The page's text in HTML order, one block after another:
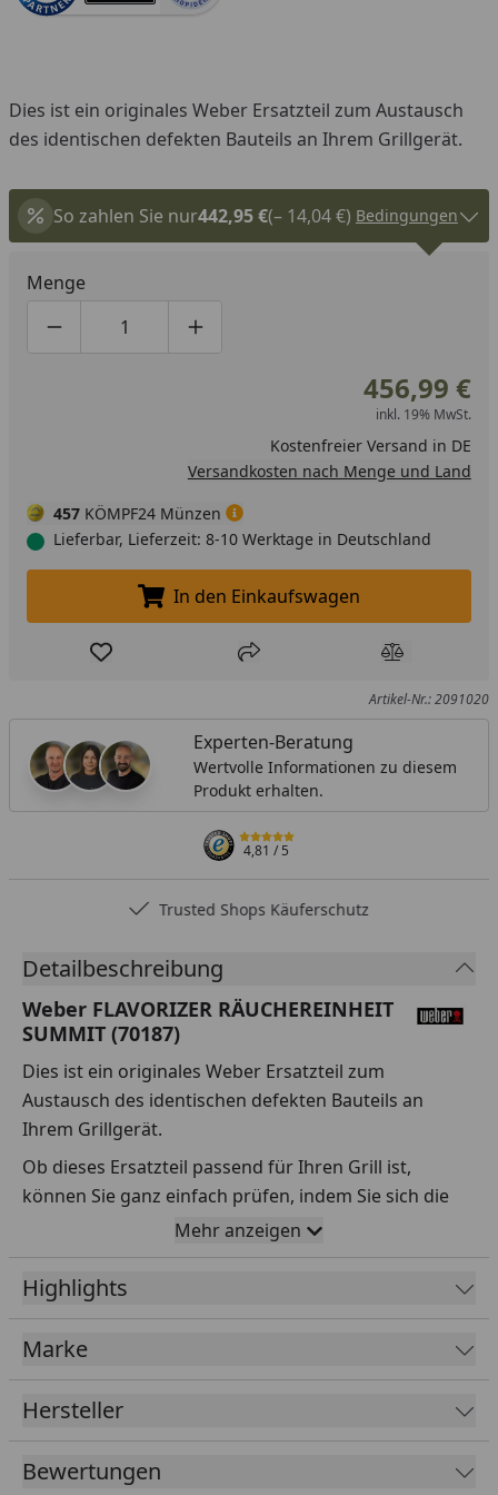
Dies ist ein originales Weber Ersatzteil zum Austausch
des identischen defekten Bauteils an Ihrem Grillgerät.
So zahlen Sie nur442,95 €(– 14,04 €) Bedingungen
Menge
Produktmenge um eins verringern
Produktmenge manuell eingeben
Produktmenge um eins erhöhen
456,99 €
inkl. 19% MwSt.
Kostenfreier Versand in DE
Versandkosten nach Menge und Land
457 KÖMPF24 Münzen
Lieferbar, Lieferzeit: 8-10 Werktage in Deutschland
In den Einkaufswagen legen
In den Einkaufswagen
Produkt zur Wunschliste hinzufügen
Teilen Produkt
Artikel-Nr.: 2091020
Experten-Beratung
Wertvolle Informationen zu diesem
Produkt erhalten.
4,81/ 5
Trusted Shops Käuferschutz
Detailbeschreibung
Weber FLAVORIZER RÄUCHEREINHEIT
SUMMIT (70187)
Dies ist ein originales Weber Ersatzteil zum
Austausch des identischen defekten Bauteils an
Ihrem Grillgerät.
Ob dieses Ersatzteil passend für Ihren Grill ist,
können Sie ganz einfach prüfen, indem Sie sich die
Explosionszeichnung Ihres Grills anschauen und dort
das betreffende Teil heraussuchen.
Über die Seriennummer Ihres Grillgeräts kommen Sie
ganz einfach zur passenden Explosionszeichnung.
Geben Sie dafür die Seriennummer
Sollte Ihnen nicht bekannt sein, wo Sie die
Seriennummer finden, klicken Sie bitteHIER.
Mehr anzeigen
Highlights
Marke
Hersteller
Bewertungen